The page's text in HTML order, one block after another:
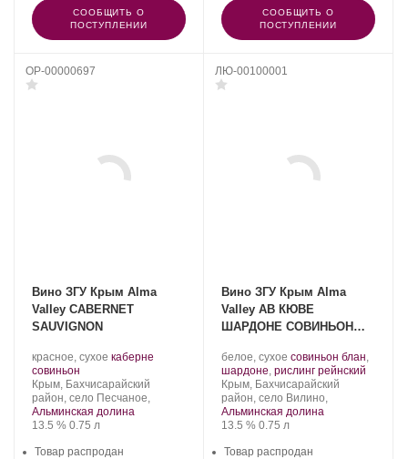
СООБЩИТЬ О
ПОСТУПЛЕНИИ
СООБЩИТЬ О
ПОСТУПЛЕНИИ
OP-00000697
Вино ЗГУ Крым Alma
Valley CABERNET
SAUVIGNON
Производитель:
Alma
Valley.
красное, сухое .
винограда:
каберне
совиньон
Регион:
Крым, Бахчисарайский
район, село Песчаное,
Альминская долина
Крепость
13.5 %. Объем
0.75 л
Товар распродан
ЛЮ-00100001
Вино ЗГУ Крым Alma
Valley АВ КЮВЕ
ШАРДОНЕ СОВИНЬОН
Производитель:
Alma
Valley.
белое, сухое .
Сорт
винограда:
совиньон блан,
шардоне, рислинг рейнский
Регион:
Крым, Бахчисарайский
район, село Вилино,
Альминская долина
Крепость
13.5 %. Объем
0.75 л
Товар распродан